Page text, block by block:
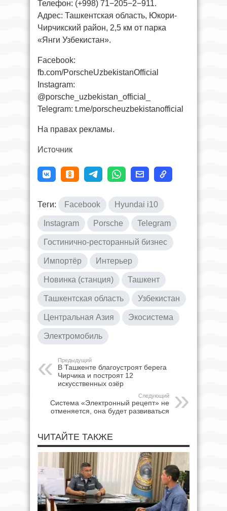
Телефон: (+998) 71−205−2−911.
Адрес: Ташкентская область, Юкори-
Чирчикский район, 2,5 км от парка
«Янги Узбекистан».
Facebook:
fb.com/PorscheUzbekistanOfficial
Instagram:
@porsche_uzbekistan_official_
Telegram: t.me/porscheuzbekistanofficial
На правах рекламы.
Источник
Теги: Facebook Hyundai i10
Instagram Porsche Telegram
Гостинично-ресторанный бизнес
Импортёр Интерьер
Новинка (станция) Ташкент
Ташкентская область Узбекистан
Центральная Азия Экосистема
Электромобиль
Предыдущий
В Ташкенте благоустроят берега
Чирчика и построят 12
искусственных озёр
Следующий
Система «Электронный рецепт» не
отменяется, она будет развиваться
ЧИТАЙТЕ ТАКЖЕ